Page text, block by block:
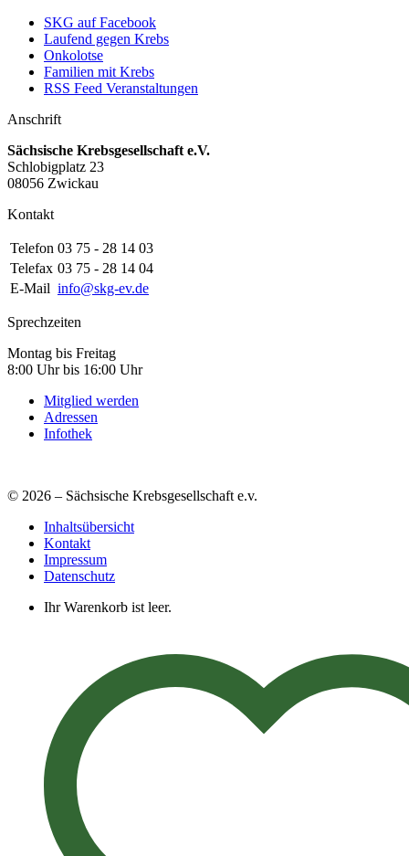
SKG auf Facebook
Laufend gegen Krebs
Onkolotse
Familien mit Krebs
RSS Feed Veranstaltungen
Anschrift
Sächsische Krebsgesellschaft e.V.
Schlobigplatz 23
08056 Zwickau
Kontakt
Telefon 03 75 - 28 14 03
Telefax 03 75 - 28 14 04
E-Mail info@skg-ev.de
Sprechzeiten
Montag bis Freitag
8:00 Uhr bis 16:00 Uhr
Mitglied werden
Adressen
Infothek
© 2026 – Sächsische Krebsgesellschaft e.v.
Inhaltsübersicht
Kontakt
Impressum
Datenschutz
Ihr Warenkorb ist leer.